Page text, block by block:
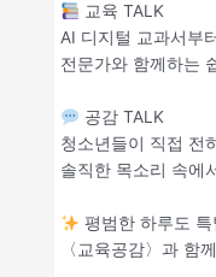
교육 TALK
AI 디지털 교과서부
전문가와 함께하는
공감 TALK
청소년들이 직접 전
솔직한 목소리 속에
평범한 하루도
〈교육공감〉과 함